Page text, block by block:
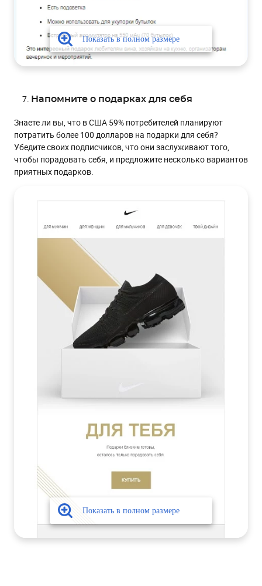
Напомните о подарках для себя
Знаете ли вы, что в США 59% потребителей планируют
потратить более 100 долларов на подарки для себя?
Убедите своих подписчиков, что они заслуживают того,
чтобы порадовать себя, и предложите несколько вариантов
приятных подарков.